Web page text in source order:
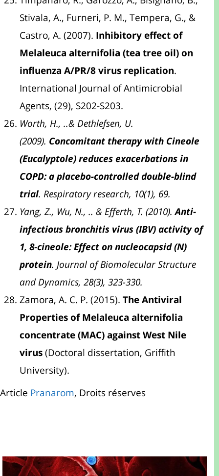
Stivala, A., Furneri, P. M., Tempera, G., &
Castro, A. (2007).Inhibitory effect of
Melaleuca alternifolia (tea tree oil) on
influenza A/PR/8 virus replication
International Journal of Antimicrobial
Agents, (29), S202-S203.
Worth, H., ..& Dethlefsen, U.
(2009).Concomitant therapy with Cineole
(Eucalyptole) reduces exacerbations in
COPD: a placebo-controlled double-blind
trial . Respiratory research, 10(1), 69.
Yang, Z., Wu, N., .. & Efferth, T. (2010).Anti-
infectious bronchitis virus (IBV) activity of
1, 8-cineole: Effect on nucleocapsid (N)
protein . Journal of Biomolecular Structure
and Dynamics, 28(3), 323-330.
Zamora, A. C. P. (2015).The Antiviral
Properties of Melaleuca alternifolia
concentrate (MAC) against West Nile
virus(Doctoral dissertation, Griffith
University).
ArticlePranarom , Droits réserves